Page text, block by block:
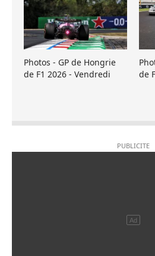
Photos - GP de Hongrie
de F1 2026 - Vendredi
de